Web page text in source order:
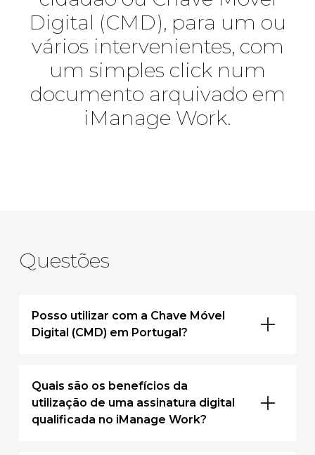
Digital (CMD), para um ou
vários intervenientes, com
um simples click num
documento arquivado em
iManage Work.
Questões
Posso utilizar com a Chave Móvel
Digital (CMD) em Portugal?
Quais são os benefícios da
utilização de uma assinatura digital
qualificada no iManage Work?